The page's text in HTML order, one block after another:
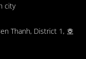
city
Thanh, District 1, 호